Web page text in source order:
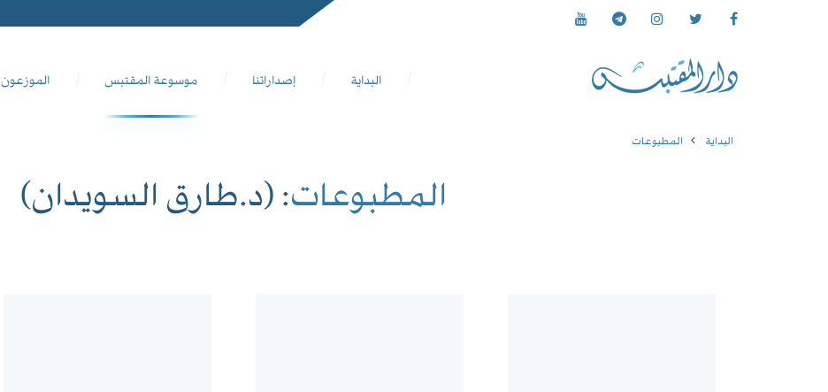
البداية إصداراتنا موسوعة المقتبس الموزعون
البداية المطبوعات
المطبوعات: (د.طارق السويدان)